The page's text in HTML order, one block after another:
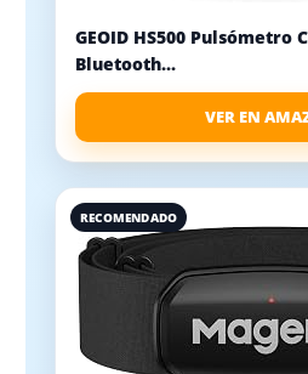
GEOID HS500 Pulsómetro
Bluetooth...
VER EN
RECOMENDADO